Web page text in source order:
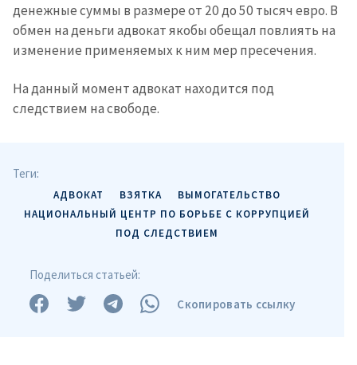
денежные суммы в размере от 20 до 50 тысяч евро. В
обмен на деньги адвокат якобы обещал повлиять на
изменение применяемых к ним мер пресечения.
На данный момент адвокат находится под
следствием на свободе.
Теги:
АДВОКАТ ВЗЯТКА
ВЫМОГАТЕЛЬСТВО
НАЦИОНАЛЬНЫЙ ЦЕНТР ПО БОРЬБЕ С КОРРУПЦИЕЙ
ПОД СЛЕДСТВИЕМ
Поделиться статьей:
Скопировать ссылку